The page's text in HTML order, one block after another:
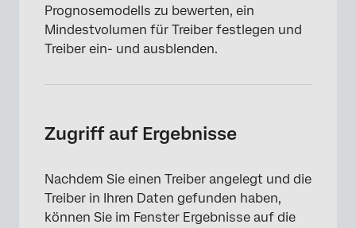
Leistung auswerten
Anzeigen von Ergebnisse im JSON
Prognosemodells zu bewerten, ein
Mindestvolumen für Treiber festlegen und
Treiber ein- und ausblenden.
Zugriff auf Ergebnisse
Nachdem Sie einen Treiber angelegt und die
Treiber in Ihren Daten gefunden haben,
können Sie im Fenster Ergebnisse auf die